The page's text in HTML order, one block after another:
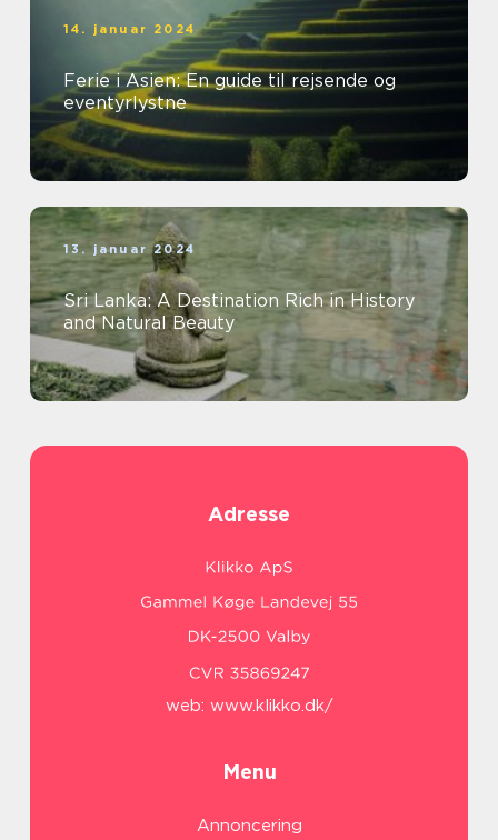
14. januar 2024
Ferie i Asien: En guide til rejsende og
eventyrlystne
13. januar 2024
Sri Lanka: A Destination Rich in History
and Natural Beauty
Adresse
web: www.klikko.dk/
Menu
Annoncering